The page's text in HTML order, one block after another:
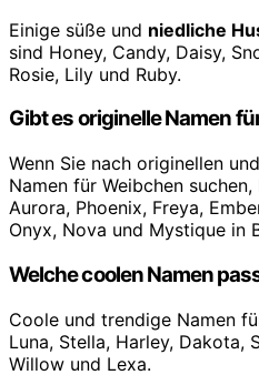
Einige süße und niedliche
sind Honey, Candy, Daisy,
Rosie, Lily und Ruby.
Gibt es originelle Namen
Wenn Sie nach originellen
Namen für Weibchen
Aurora, Phoenix, Freya,
Onyx, Nova und Mystique in
Welche coolen Namen
Coole und trendige Namen
Luna, Stella, Harley, Dakota,
Willow und Lexa.